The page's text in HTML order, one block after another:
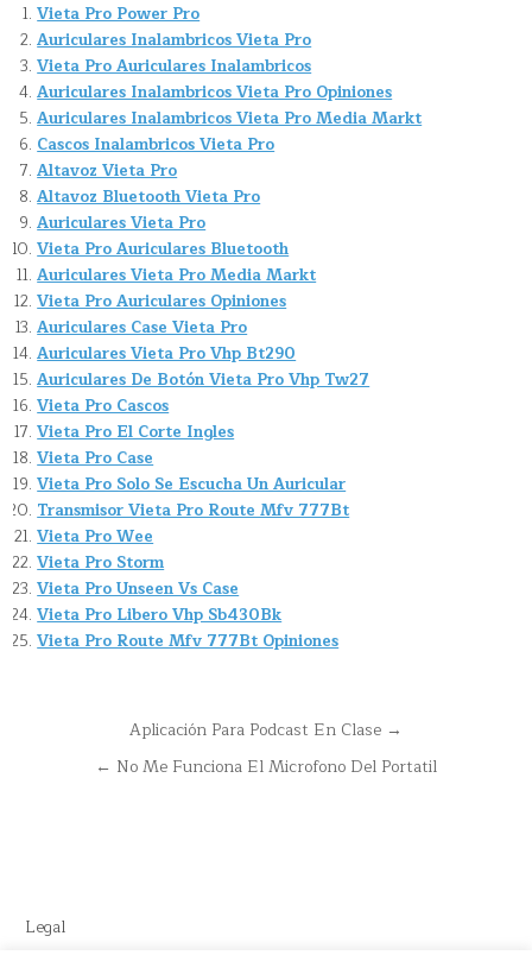
Vieta Pro Power Pro
Auriculares Inalambricos Vieta Pro
Vieta Pro Auriculares Inalambricos
Auriculares Inalambricos Vieta Pro Opiniones
Auriculares Inalambricos Vieta Pro Media Markt
Cascos Inalambricos Vieta Pro
Altavoz Vieta Pro
Altavoz Bluetooth Vieta Pro
Auriculares Vieta Pro
Vieta Pro Auriculares Bluetooth
Auriculares Vieta Pro Media Markt
Vieta Pro Auriculares Opiniones
Auriculares Case Vieta Pro
Auriculares Vieta Pro Vhp Bt290
Auriculares De Botón Vieta Pro Vhp Tw27
Vieta Pro Cascos
Vieta Pro El Corte Ingles
Vieta Pro Case
Vieta Pro Solo Se Escucha Un Auricular
Transmisor Vieta Pro Route Mfv 777Bt
Vieta Pro Wee
Vieta Pro Storm
Vieta Pro Unseen Vs Case
Vieta Pro Libero Vhp Sb430Bk
Vieta Pro Route Mfv 777Bt Opiniones
NavegaciónAplicación Para Podcast En Clase →
← No Me Funciona El Microfono Del Portatil
Legal